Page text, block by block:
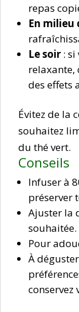
repas
En milieu
Le soir :
relaxante,
des effets
Évitez de la
souhaitez
du thé vert.
Conseils
Infuser à
préserver
Ajuster la
souhaitée.
Pour
À